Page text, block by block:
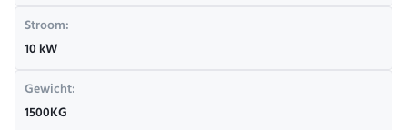
Stroom:
10 kW
Gewicht:
1500KG